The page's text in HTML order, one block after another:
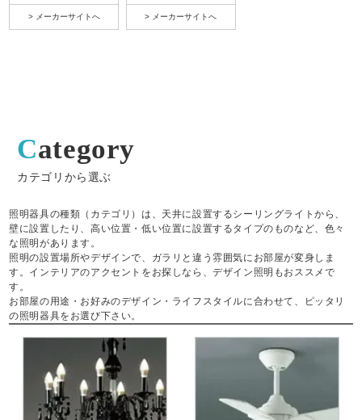
> メーカーサイトへ > メーカーサイトへ
Category
カテゴリから選ぶ
照明器具の種類（カテゴリ）は、天井に設置するシーリングライトから、
壁に設置したり、高い位置・低い位置に設置するタイプのものなど、色々
な照明があります。
照明の設置場所やデザインで、ガラリと違う雰囲気にお部屋が変身しま
す。インテリアのアクセントをお探しなら、デザイン照明もおススメで
す。
お部屋の用途・お好みのデザイン・ライフスタイルに合わせて、ピッタリ
の照明器具をお選び下さい。